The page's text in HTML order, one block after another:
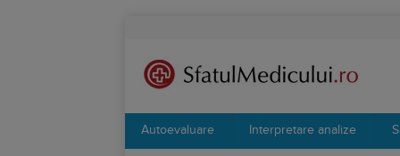
Autoevaluare Interpretare analize